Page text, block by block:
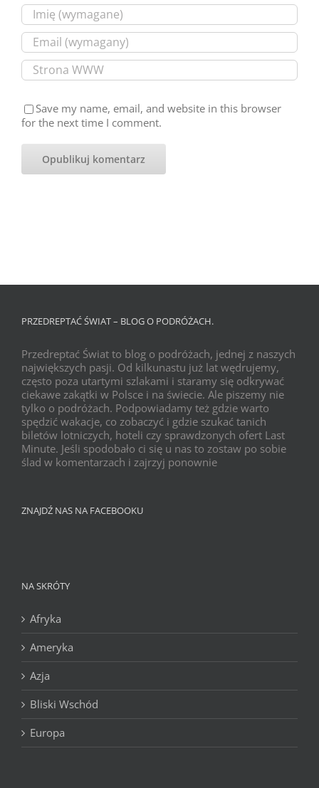
Save my name, email, and website in this browser
for the next time I comment.
PRZEDREPTAĆ ŚWIAT – BLOG O PODRÓŻACH.
Przedreptać Świat to blog o podróżach, jednej z naszych
największych pasji. Od kilkunastu już lat wędrujemy,
często poza utartymi szlakami i staramy się odkrywać
ciekawe zakątki w Polsce i na świecie. Ale piszemy nie
tylko o podróżach. Podpowiadamy też gdzie warto
spędzić wakacje, co zobaczyć i gdzie szukać tanich
biletów lotniczych, hoteli czy sprawdzonych ofert Last
Minute. Jeśli spodobało ci się u nas to zostaw po sobie
ślad w komentarzach i zajrzyj ponownie
ZNAJDŹ NAS NA FACEBOOKU
NA SKRÓTY
Afryka
Ameryka
Azja
Bliski Wschód
Europa